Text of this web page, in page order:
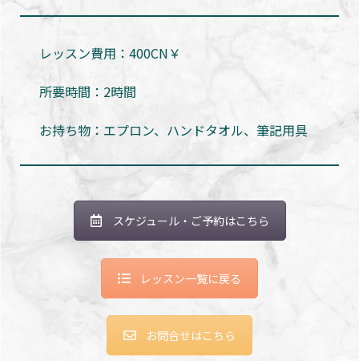
レッスン費用：400CN￥
所要時間：2時間
お持ち物：エプロン、ハンドタオル、筆記用具
スケジュール・ご予約はこちら
レッスン一覧に戻る
お問合せはこちら